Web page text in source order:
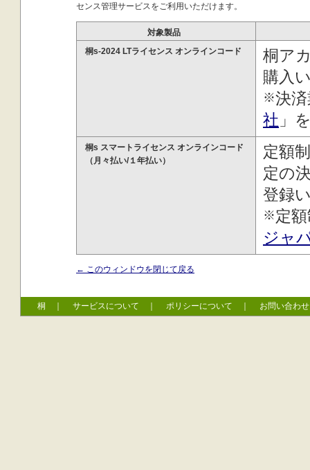
センス管理サービスをご利用いただけます。
対象製品
桐s-2024 LTライセンス オンラインコード
桐ア
購入
※決
社 」
桐s スマートライセンス オンラインコード
（月々払い/１年払い）
定額
定の
登録
※定
ジャ
← このウィンドウを閉じて戻る
桐 ｜ サービスについて ｜ ポリシーについて ｜ お問い合わせ